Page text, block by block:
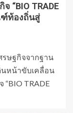
“BIO TRADE
ฑ์ท้องถิ่นสู่
รษฐกิจจากฐาน
นหน้าขับเคลื่อน
“BIO TRADE